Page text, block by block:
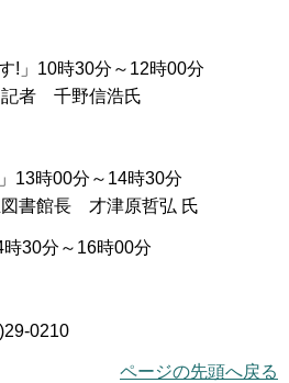
!」10時30分～12時00分
者 千野信浩氏
13時00分～14時30分
書館長 才津原哲弘 氏
30分～16時00分
0210
ページの先頭へ戻る